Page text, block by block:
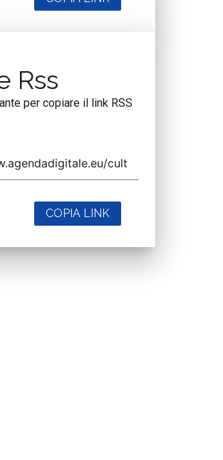
Rss
per copiare il link RSS
COPIA LINK